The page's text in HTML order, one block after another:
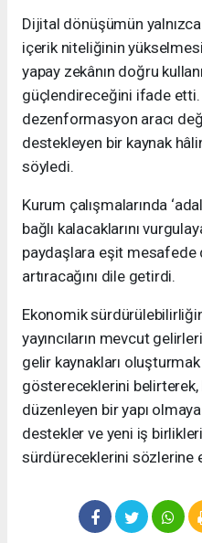
Dijital dönüşümün
içerik niteliğinin
yapay zekânın doğru
güçlendireceğini ifade etti.
dezenformasyon aracı
destekleyen bir kaynak
söyledi.
Kurum çalışmalarında
bağlı kalacaklarını
paydaşlara eşit mesafede
artıracağını dile getirdi.
Ekonomik
yayıncıların mevcut
gelir kaynakları
göstereceklerini
düzenleyen bir yapı
destekler ve yeni iş
sürdüreceklerini sözlerine